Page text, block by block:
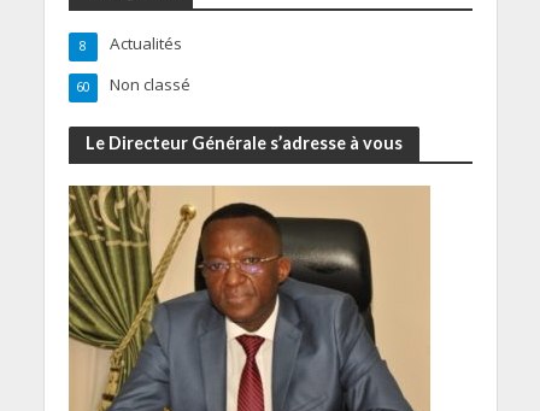
Actualités
8
Non classé
60
Le Directeur Générale s’adresse à vous